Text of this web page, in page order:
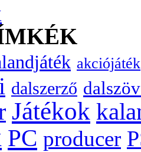
akciójáték
dalszerző
Játékok
PC producer